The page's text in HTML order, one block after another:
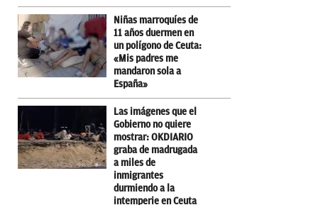
Niñas marroquíes de
11 años duermen en
un polígono de Ceuta:
«Mis padres me
mandaron sola a
España»
Las imágenes que el
Gobierno no quiere
mostrar: OKDIARIO
graba de madrugada
a miles de
inmigrantes
durmiendo a la
intemperie en Ceuta